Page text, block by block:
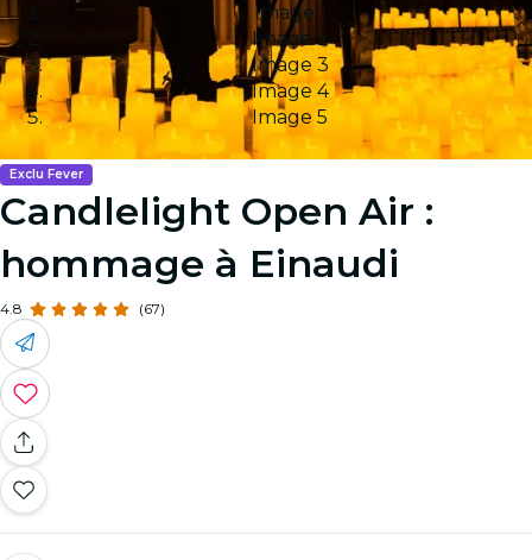
Image 1
Image 2
Image 3
Image 4
Image 5
Exclu Fever
Candlelight Open Air :
hommage à Einaudi
4.8 (67)